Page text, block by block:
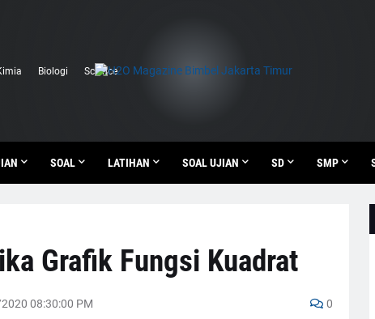
Biologi Science
SOAL LATIHAN SOAL UJIAN SD SMP
Grafik Fungsi Kuadrat
08:30:00 PM 0